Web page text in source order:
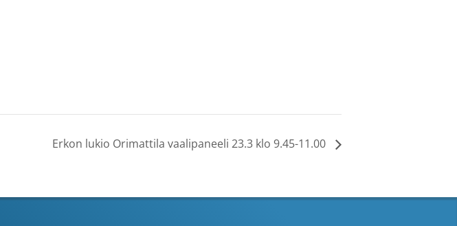
Erkon lukio Orimattila vaalipaneeli 23.3 klo 9.45-11.00